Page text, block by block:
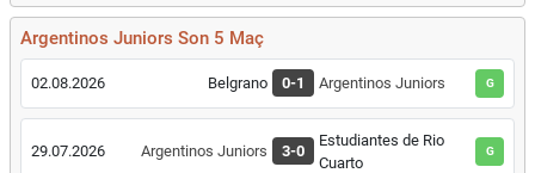
Argentinos Juniors Son 5 Maç
02.08.2026 Belgrano 0-1 Argentinos Juniors G
29.07.2026 Argentinos Juniors 3-0
Estudiantes de Rio
Cuarto
G